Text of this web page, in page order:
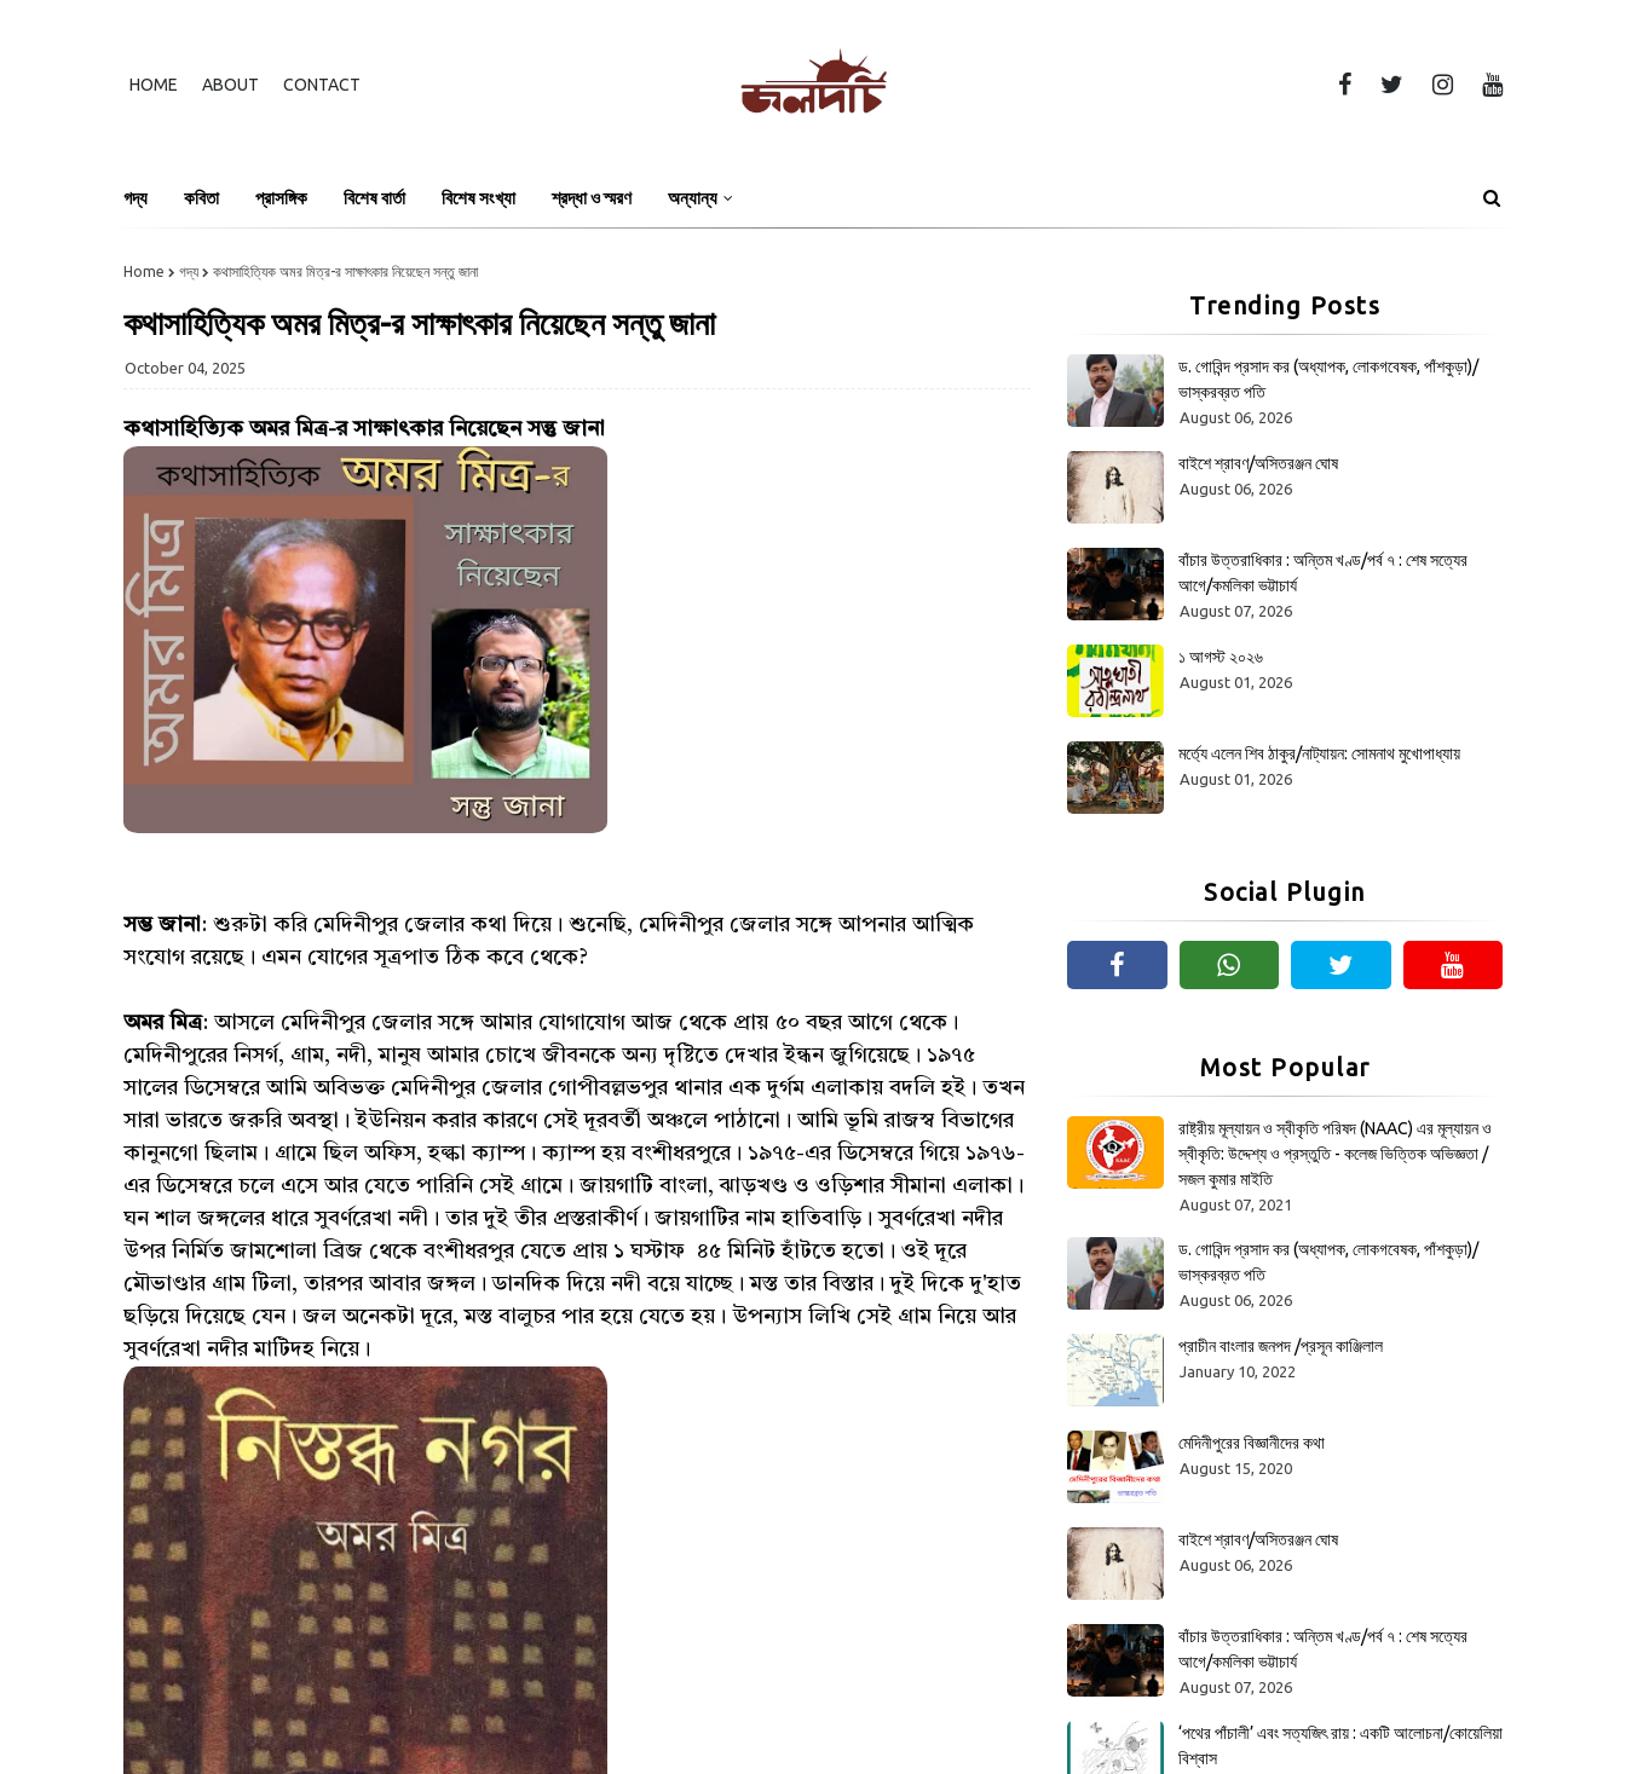
HOME ABOUT CONTACT
গদ্য কবিতা প্রাসঙ্গিক বিশেষ বার্তা বিশেষ সংখ্যা শ্রদ্ধা ও স্মরণ অন্যান্য
Home গদ্য কথাসাহিত্যিক অমর মিত্র-র সাক্ষাৎকার নিয়েছেন সন্তু জানা
কথাসাহিত্যিক অমর মিত্র-র সাক্ষাৎকার নিয়েছেন সন্তু জানা
October 04, 2025
কথাসাহিত্যিক অমর মিত্র-র সাক্ষাৎকার নিয়েছেন সন্তু জানা
সম্ভ জানা: শুরুটা করি মেদিনীপুর জেলার কথা দিয়ে। শুনেছি, মেদিনীপুর জেলার সঙ্গে আপনার আত্মিক
সংযোগ রয়েছে। এমন যোগের সূত্রপাত ঠিক কবে থেকে?
অমর মিত্র: আসলে মেদিনীপুর জেলার সঙ্গে আমার যোগাযোগ আজ থেকে প্রায় ৫০ বছর আগে থেকে।
মেদিনীপুরের নিসর্গ, গ্রাম, নদী, মানুষ আমার চোখে জীবনকে অন্য দৃষ্টিতে দেখার ইন্ধন জুগিয়েছে। ১৯৭৫
সালের ডিসেম্বরে আমি অবিভক্ত মেদিনীপুর জেলার গোপীবল্লভপুর থানার এক দুর্গম এলাকায় বদলি হই। তখন
সারা ভারতে জরুরি অবস্থা। ইউনিয়ন করার কারণে সেই দূরবর্তী অঞ্চলে পাঠানো। আমি ভূমি রাজস্ব বিভাগের
কানুনগো ছিলাম। গ্রামে ছিল অফিস, হল্কা ক্যাম্প। ক্যাম্প হয় বংশীধরপুরে। ১৯৭৫-এর ডিসেম্বরে গিয়ে ১৯৭৬-
এর ডিসেম্বরে চলে এসে আর যেতে পারিনি সেই গ্রামে। জায়গাটি বাংলা, ঝাড়খণ্ড ও ওড়িশার সীমানা এলাকা।
ঘন শাল জঙ্গলের ধারে সুবর্ণরেখা নদী। তার দুই তীর প্রস্তরাকীর্ণ। জায়গাটির নাম হাতিবাড়ি। সুবর্ণরেখা নদীর
উপর নির্মিত জামশোলা ব্রিজ থেকে বংশীধরপুর যেতে প্রায় ১ ঘস্টাফ ৪৫ মিনিট হাঁটতে হতো। ওই দূরে
মৌভাণ্ডার গ্রাম টিলা, তারপর আবার জঙ্গল। ডানদিক দিয়ে নদী বয়ে যাচ্ছে। মস্ত তার বিস্তার। দুই দিকে দু'হাত
ছড়িয়ে দিয়েছে যেন। জল অনেকটা দূরে, মস্ত বালুচর পার হয়ে যেতে হয়। উপন্যাস লিখি সেই গ্রাম নিয়ে আর
সুবর্ণরেখা নদীর মাটিদহ নিয়ে।
Trending Posts
ড. গোবিন্দ প্রসাদ কর (অধ্যাপক, লোকগবেষক, পাঁশকুড়া)/
ভাস্করব্রত পতি
August 06, 2026
বাইশে শ্রাবণ/অসিতরঞ্জন ঘোষ
August 06, 2026
বাঁচার উত্তরাধিকার : অন্তিম খণ্ড/পর্ব ৭ : শেষ সত্যের
আগে/কমলিকা ভট্টাচার্য
August 07, 2026
১ আগস্ট ২০২৬
August 01, 2026
মর্ত্যে এলেন শিব ঠাকুর/নাট্যায়ন: সোমনাথ মুখোপাধ্যায়
August 01, 2026
Social Plugin
Most Popular
রাষ্ট্রীয় মূল্যায়ন ও স্বীকৃতি পরিষদ (NAAC) এর মূল্যায়ন ও
স্বীকৃতি: উদ্দেশ্য ও প্রস্তুতি - কলেজ ভিত্তিক অভিজ্ঞতা /
সজল কুমার মাইতি
August 07, 2021
ড. গোবিন্দ প্রসাদ কর (অধ্যাপক, লোকগবেষক, পাঁশকুড়া)/
ভাস্করব্রত পতি
August 06, 2026
প্রাচীন বাংলার জনপদ /প্রসূন কাঞ্জিলাল
January 10, 2022
মেদিনীপুরের বিজ্ঞানীদের কথা
August 15, 2020
বাইশে শ্রাবণ/অসিতরঞ্জন ঘোষ
August 06, 2026
বাঁচার উত্তরাধিকার : অন্তিম খণ্ড/পর্ব ৭ : শেষ সত্যের
আগে/কমলিকা ভট্টাচার্য
August 07, 2026
‘পথের পাঁচালী’ এবং সত্যজিৎ রায় : একটি আলোচনা/কোয়েলিয়া
বিশ্বাস